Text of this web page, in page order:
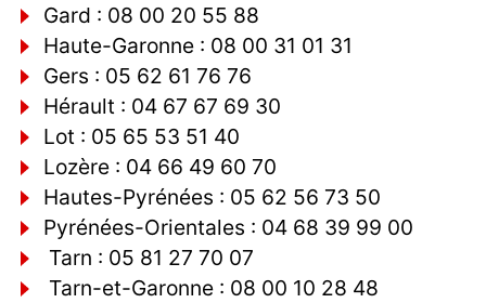
Gard : 08 00 20 55 88
Haute-Garonne : 08 00 31 01 31
Gers : 05 62 61 76 76
Hérault : 04 67 67 69 30
Lot : 05 65 53 51 40
Lozère : 04 66 49 60 70
Hautes-Pyrénées : 05 62 56 73 50
Pyrénées-Orientales : 04 68 39 99 00
Tarn : 05 81 27 70 07
Tarn-et-Garonne : 08 00 10 28 48